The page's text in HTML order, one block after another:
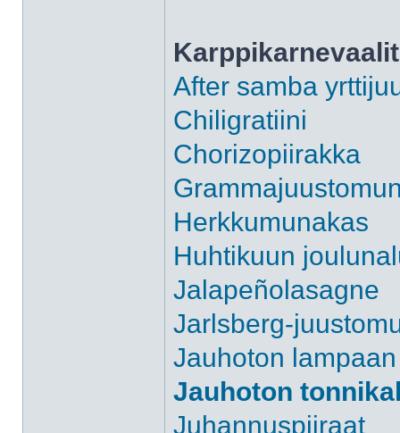
Karppikarnevaalit
After samba
Chiligratiini
Chorizopiirakka
Herkkumunakas
Huhtikuun
Jalapeñolasagne
Jarlsberg-
Jauhoton
Jauhoton
Juhannuspiiraat